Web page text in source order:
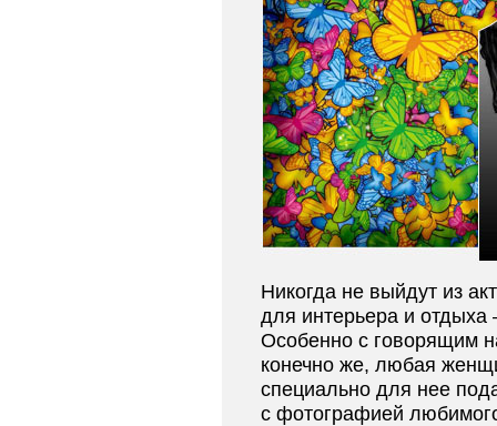
Никогда не выйдут из
для интерьера и отдыха
Особенно с говорящим
конечно же, любая
специально для нее
с фотографией